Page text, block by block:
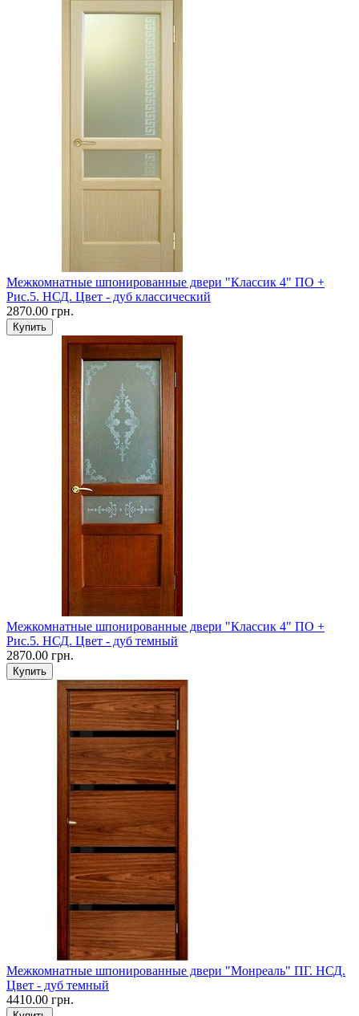
Межкомнатные шпонированные двери "Классик 4" ПО +
Рис.5. НСД. Цвет - дуб классический
2870.00 грн.
Межкомнатные шпонированные двери "Классик 4" ПО +
Рис.5. НСД. Цвет - дуб темный
2870.00 грн.
Межкомнатные шпонированные двери "Монреаль" ПГ. НСД.
Цвет - дуб темный
4410.00 грн.